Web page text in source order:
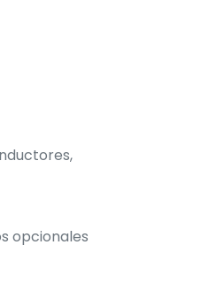
opcionales